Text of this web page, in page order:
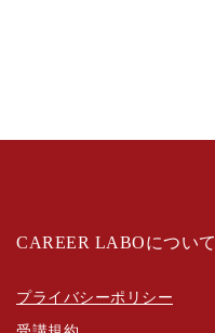
CAREER LABOについて
プライバシーポリシー